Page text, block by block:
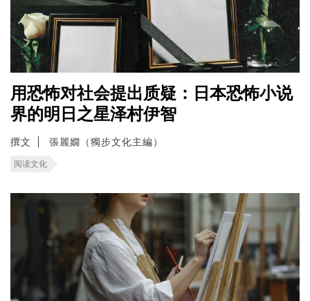
用恐怖对社会提出质疑：日本恐怖小说
界的明日之星泽村伊智
撰文 張麗嫺（獨步文化主編）
阅读文化